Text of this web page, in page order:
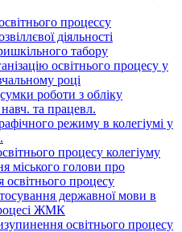
процессу
діяльності
табору
освітнього процесу у
році
роботи з обліку
та працевл.
режиму в колегіумі у
процесу колегіуму
міського голови про
процесу
державної мови в
ЖМК
освітнього процесу